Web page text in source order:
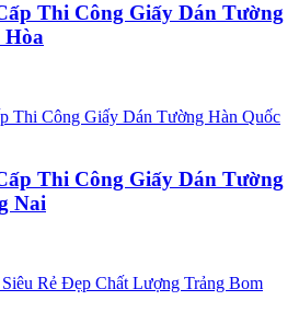
Thi Công Giấy Dán Tường
Hòa
Thi Công Giấy Dán Tường
Nai